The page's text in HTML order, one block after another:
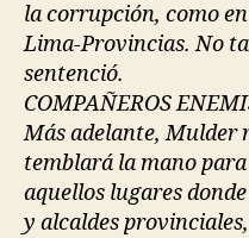
la corrupción, como
Lima-Provincias. No
sentenció.
COMPAÑEROS
Más adelante, Mulder
temblará la mano
aquellos lugares
y alcaldes